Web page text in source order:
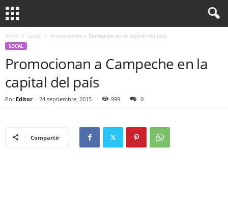
Inicio Local Promocionan a Campeche en la capital del país
LOCAL
Promocionan a Campeche en la
capital del país
Por Editor - 24 septiembre, 2015 999 0
Compartir